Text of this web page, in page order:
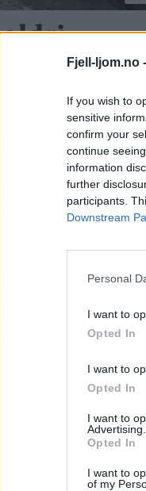
Fjell-ljom.no -
If you wish to
sensitive
confirm your
continue
information
further
participants.
Downstream
Personal
I want to
Opted In
I want to
Opted In
I want to
Advertising.
Opted In
I want to
of my
aldri
så ille